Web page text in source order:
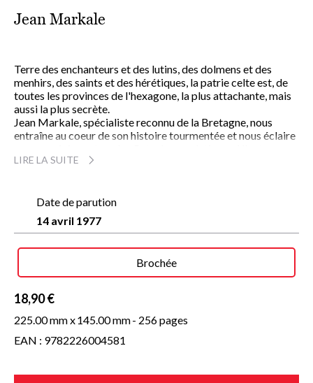
Jean Markale
Terre des enchanteurs et des lutins, des dolmens et des
menhirs, des saints et des hérétiques, la patrie celte est, de
toutes les provinces de l'hexagone, la plus attachante, mais
aussi la plus secrète.
Jean Markale, spécialiste reconnu de la Bretagne, nous
entraîne au coeur de son histoire tourmentée et nous éclaire
parcourue. Les légions romaines, les envahisseurs normands
chapelles vouées à des saints proprement régionaux. Eon de
l'Etoile, Anne de Bretagne, l'ordre de l'Hermine, les
chevaliers de la Table ronde composent une fresque
province au royaume de France. Puis c'est la Révolution
française, l'apparition de la chouannerie, l'affrontement des
Blancs et des Bleus.
Au folklore magique des landes et des forêts, s'ajouteront
plus tard les revendications culturelles, régionales, jusqu'aux
mouvements autonomistes actuels.
LIRE LA SUITE
Date de parution
14 avril 1977
Brochée
18,90 €
225.00 mm x145.00 mm- 256 pages
EAN : 9782226004581